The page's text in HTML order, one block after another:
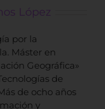
López
por la
Máster en
Geográfica»
de
de ocho años
y